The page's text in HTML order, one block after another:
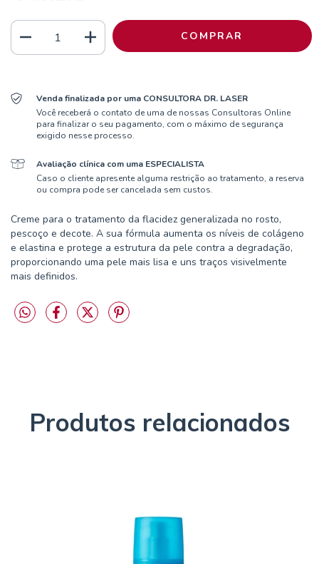
Venda finalizada por uma CONSULTORA DR. LASER
Você receberá o contato de uma de nossas Consultoras Online
para finalizar o seu pagamento, com o máximo de segurança
exigido nesse processo.
Avaliação clínica com uma ESPECIALISTA
Caso o cliente apresente alguma restrição ao tratamento, a reserva
ou compra pode ser cancelada sem custos.
Creme para o tratamento da flacidez generalizada no rosto,
pescoço e decote. A sua fórmula aumenta os níveis de colágeno
e elastina e protege a estrutura da pele contra a degradação,
proporcionando uma pele mais lisa e uns traços visivelmente
mais definidos.
Produtos relacionados